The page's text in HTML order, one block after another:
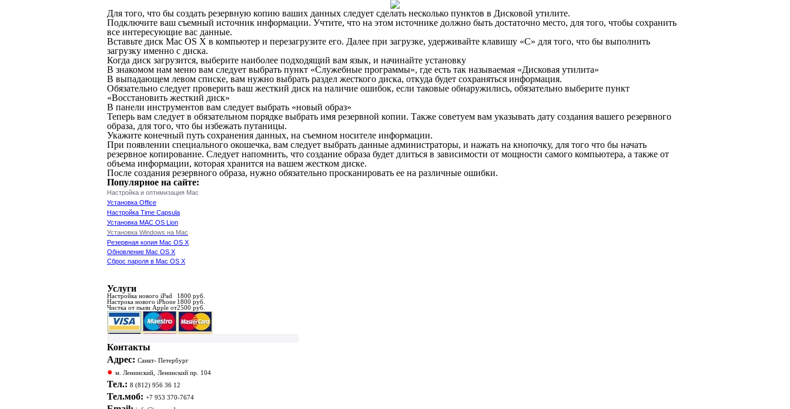
Для того, что бы создать резервную копию ваших данных следует сделать несколько пунктов в Дисковой утилите.
Подключите ваш съемный источник информации. Учтите, что на этом источнике должно быть достаточно место, для того, чтобы сохранить
все интересующие вас данные.
Вставьте диск Mac OS X в компьютер и перезагрузите его. Далее при загрузке, удерживайте клавишу «С» для того, что бы выполнить
загрузку именно с диска.
Когда диск загрузится, выберите наиболее подходящий вам язык, и начинайте установку
В знакомом нам меню вам следует выбрать пункт «Служебные программы», где есть так называемая «Дисковая утилита»
В выпадающем левом списке, вам нужно выбрать раздел жесткого диска, откуда будет сохраняться информация.
Обязательно следует проверить ваш жесткий диск на наличие ошибок, если таковые обнаружились, обязательно выберите пункт
«Восстановить жесткий диск»
В панели инструментов вам следует выбрать «новый образ»
Теперь вам следует в обязательном порядке выбрать имя резервной копии. Также советуем вам указывать дату создания вашего резервного
образа, для того, что бы избежать путаницы.
Укажите конечный путь сохранения данных, на съемном носителе информации.
При появлении специального окошечка, вам следует выбрать данные администраторы, и нажать на кнопочку, для того что бы начать
резервное копирование. Следует напомнить, что создание образа будет длиться в зависимости от мощности самого компьютера, а также от
объема информации, которая хранится на вашем жестком диске.
После создания резервного образа, нужно обязательно просканировать ее на различные ошибки.
Популярное на сайте:
Настройка и оптимизация Mac
Установка Office
Настройка Time Capsula
Установка MAC OS Lion
Установка Windows на Mac
Резервная копия Mac OS X
Обновление Mac OS X
Сброс пароля в Mac OS X
Услуги
Настройка нового iPad
1800 руб.
Настрока нового iPhone 1800 руб.
Чистка от пыли Apple от2500 руб.
Контакты
Адрес: Санкт- Петербург
● м. Ленинский, Ленинский пр. 104
Тел.: 8 (812) 956 36 12
Тел.моб: +7 953 370-7674